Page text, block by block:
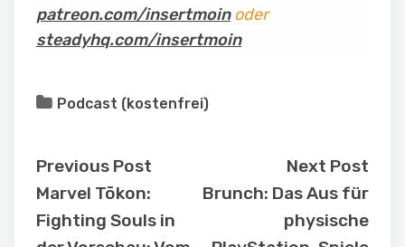
patreon.com/insertmoinoder
steadyhq.com/insertmoin
Podcast (kostenfrei)
Previous Post
Marvel Tōkon:
Fighting Souls in
Next Post
Brunch: Das Aus für
physische